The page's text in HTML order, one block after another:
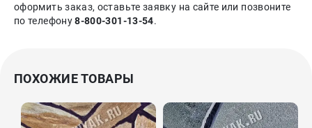
оформить заказ, оставьте заявку на сайте или позвоните
по телефону8-800-301-13-54.
ПОХОЖИЕ ТОВАРЫ